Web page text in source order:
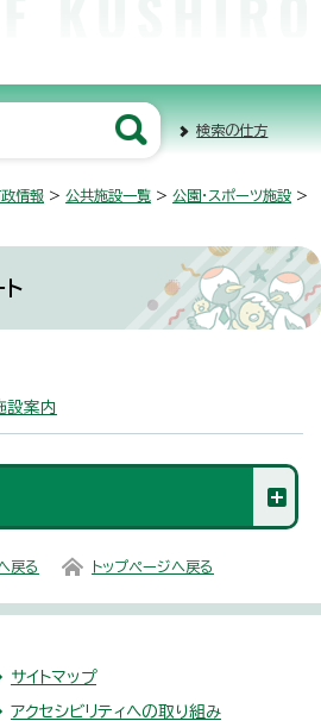
検索の仕方
情報 > 公共施設一覧 > 公園・スポーツ施設 >
設案内
戻る トップページへ戻る
サイトマップ
アクセシビリティへの取り組み